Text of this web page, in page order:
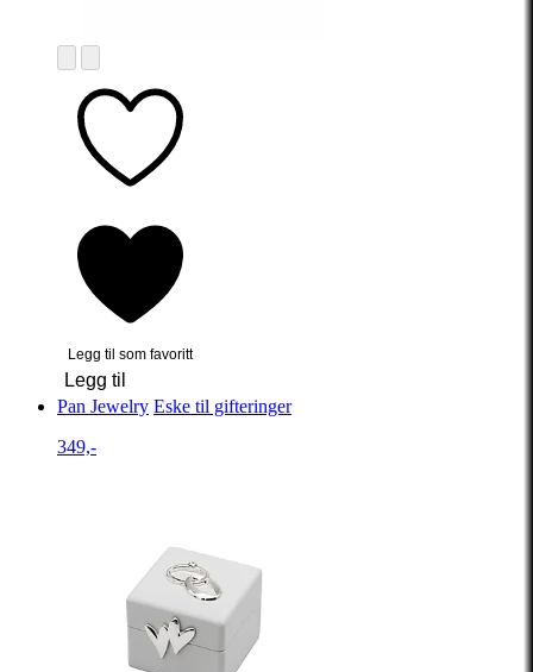
Legg til som favoritt
Legg til
Pan Jewelry Eske til gifteringer
349,-